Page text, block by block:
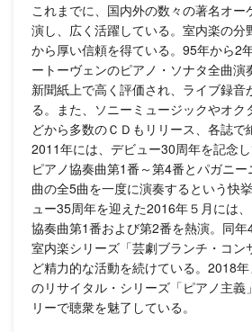
これまでに、国内外の数々の著名オー
演し、広く活躍している。室内楽の分
から厚い信頼を得ている。95年から2
ートーヴェンのピアノ・ソナタ全曲演
新聞紙上で高く評価され、ライブ録音
る。また、ソニーミュージックやオク
どから多数のＣＤもリリース、各誌で
2011年には、デビュー30周年を記念
ピアノ協奏曲第1番～第4番とパガニ
曲の全5曲を一度に演奏するという快
ュー35周年を迎えた2016年５月には
協奏曲第1番および第2番を熱演。同
室内楽シリーズ「芸劇ブランチ・コン
ど精力的な活動を続けている。2018
のリサイタル・シリーズ「ピアノ主義
リーで聴衆を魅了している。